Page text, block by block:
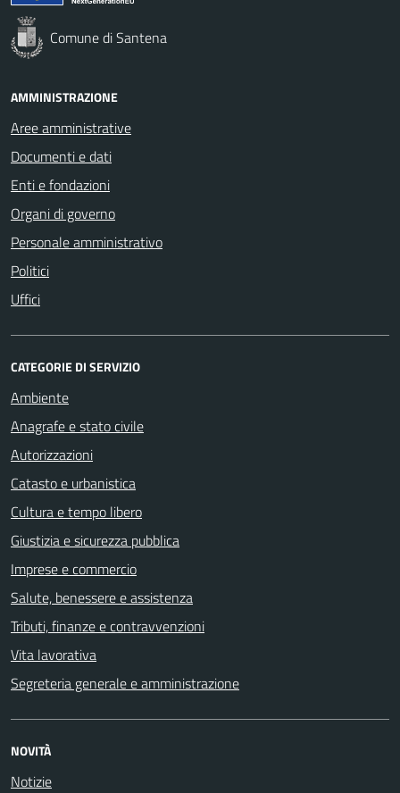
Comune di Santena
AMMINISTRAZIONE
Aree amministrative
Documenti e dati
Enti e fondazioni
Organi di governo
Personale amministrativo
Politici
Uffici
CATEGORIE DI SERVIZIO
Ambiente
Anagrafe e stato civile
Autorizzazioni
Catasto e urbanistica
Cultura e tempo libero
Giustizia e sicurezza pubblica
Imprese e commercio
Salute, benessere e assistenza
Tributi, finanze e contravvenzioni
Vita lavorativa
Segreteria generale e amministrazione
NOVITÀ
Notizie